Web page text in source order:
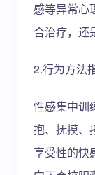
感等异常心
合治疗，还
2.行为方法
性感集中训
抱、抚摸、
享受性的快